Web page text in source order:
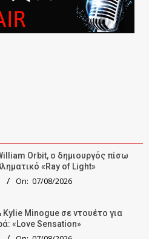
Orbit, ο δημιουργός πίσω
«Ray of Light»
On: 07/08/2026
Kylie Minogue σε ντουέτο για
«Love Sensation»